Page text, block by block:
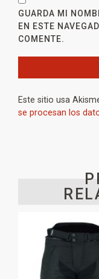
GUARDA MI
EN ESTE
COMENTE.
Este sitio usa
se procesan los